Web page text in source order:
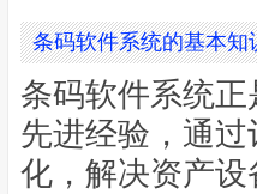
条码软件系统的基本知
条码软件系统
先进经验，通
化，解决资产